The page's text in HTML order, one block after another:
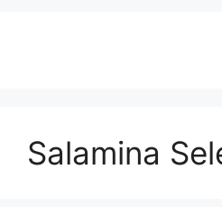
Salamina